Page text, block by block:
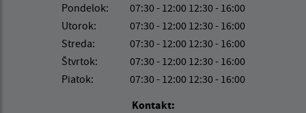
Pondelok:
07:30 - 12:00 12:30 - 16:00
Utorok:
07:30 - 12:00 12:30 - 16:00
Streda:
07:30 - 12:00 12:30 - 16:00
Štvrtok:
07:30 - 12:00 12:30 - 16:00
Piatok:
07:30 - 12:00 12:30 - 16:00
Kontakt: